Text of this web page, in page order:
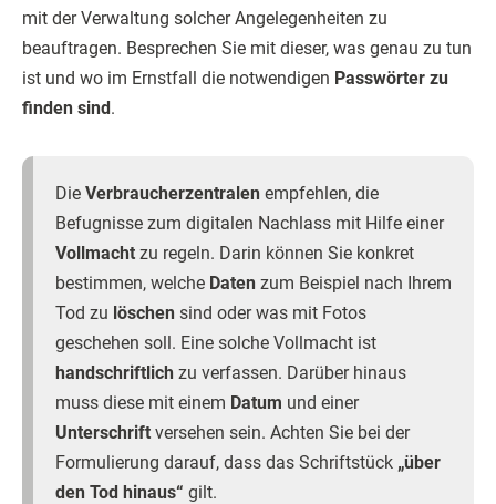
mit der Verwaltung solcher Angelegenheiten zu
beauftragen. Besprechen Sie mit dieser, was genau zu tun
ist und wo im Ernstfall die notwendigen Passwörter zu
finden sind.
Die Verbraucherzentralen empfehlen, die
Befugnisse zum digitalen Nachlass mit Hilfe einer
Vollmacht zu regeln. Darin können Sie konkret
bestimmen, welche Daten zum Beispiel nach Ihrem
Tod zu löschen sind oder was mit Fotos
geschehen soll. Eine solche Vollmacht ist
handschriftlich zu verfassen. Darüber hinaus
muss diese mit einem Datum und einer
Unterschrift versehen sein. Achten Sie bei der
Formulierung darauf, dass das Schriftstück „über
den Tod hinaus“ gilt.